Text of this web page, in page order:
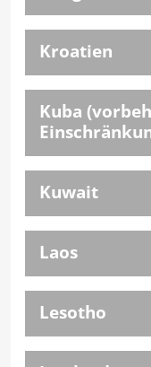
Kroatien
Kuba
Kuwait
Laos
Lesotho